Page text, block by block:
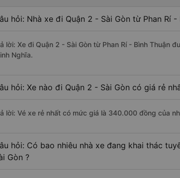
hỏi: Nhà xe đi Quận 2 - Sài Gòn từ Phan Rí
lời: Xe đi Quận 2 - Sài Gòn từ Phan Rí - Bình Thuận
Nghĩa.
hỏi: Xe nào đi Quận 2 - Sài Gòn có giá rẻ
lời: Vé xe rẻ nhất có mức giá là 340.000 đồng của
hỏi: Có bao nhiêu nhà xe đang khai thác
Gòn ?